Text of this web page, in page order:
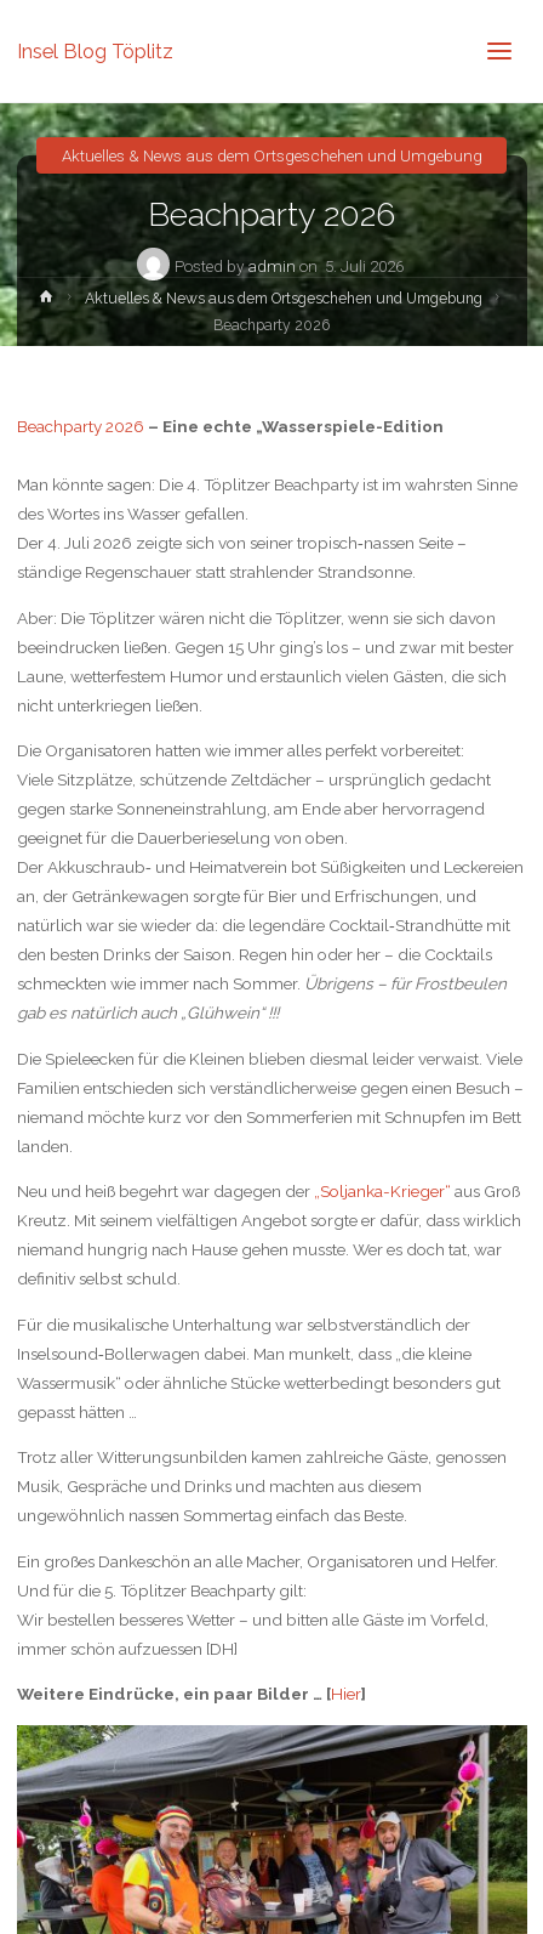
Insel Blog Töplitz
Beachparty 2026
Posted byadmin on 5. Juli 2026
Aktuelles & News aus dem Ortsgeschehen und Umgebung
HomeAktuelles & News aus dem Ortsgeschehen und Umgebung
Beachparty 2026
Beachparty 2026 – Eine echte „Wasserspiele-Edition
Man könnte sagen: Die 4. Töplitzer Beachparty ist im wahrsten Sinne
des Wortes ins Wasser gefallen.
Der 4. Juli 2026 zeigte sich von seiner tropisch‑nassen Seite –
ständige Regenschauer statt strahlender Strandsonne.
Aber: Die Töplitzer wären nicht die Töplitzer, wenn sie sich davon
beeindrucken ließen. Gegen 15 Uhr ging’s los – und zwar mit bester
Laune, wetterfestem Humor und erstaunlich vielen Gästen, die sich
nicht unterkriegen ließen.
Die Organisatoren hatten wie immer alles perfekt vorbereitet:
Viele Sitzplätze, schützende Zeltdächer – ursprünglich gedacht
gegen starke Sonneneinstrahlung, am Ende aber hervorragend
geeignet für die Dauerberieselung von oben.
Der Akkuschraub‑ und Heimatverein bot Süßigkeiten und Leckereien
an, der Getränkewagen sorgte für Bier und Erfrischungen, und
natürlich war sie wieder da: die legendäre Cocktail‑Strandhütte mit
den besten Drinks der Saison. Regen hin oder her – die Cocktails
schmeckten wie immer nach Sommer. Übrigens – für Frostbeulen
gab es natürlich auch „Glühwein“ !!!
Die Spieleecken für die Kleinen blieben diesmal leider verwaist. Viele
Familien entschieden sich verständlicherweise gegen einen Besuch –
niemand möchte kurz vor den Sommerferien mit Schnupfen im Bett
landen.
Neu und heiß begehrt war dagegen der „Soljanka-Krieger“ aus Groß
Kreutz. Mit seinem vielfältigen Angebot sorgte er dafür, dass wirklich
niemand hungrig nach Hause gehen musste. Wer es doch tat, war
definitiv selbst schuld.
Für die musikalische Unterhaltung war selbstverständlich der
Inselsound‑Bollerwagen dabei. Man munkelt, dass „die kleine
Wassermusik“ oder ähnliche Stücke wetterbedingt besonders gut
gepasst hätten …
Trotz aller Witterungsunbilden kamen zahlreiche Gäste, genossen
Musik, Gespräche und Drinks und machten aus diesem
ungewöhnlich nassen Sommertag einfach das Beste.
Ein großes Dankeschön an alle Macher, Organisatoren und Helfer.
Und für die 5. Töplitzer Beachparty gilt:
Wir bestellen besseres Wetter – und bitten alle Gäste im Vorfeld,
immer schön aufzuessen [DH]
Weitere Eindrücke, ein paar Bilder … [Hier]